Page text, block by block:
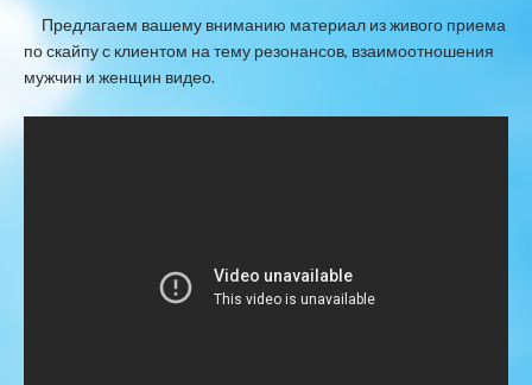
Предлагаем вашему вниманию материал из живого приема
по скайпу с клиентом на тему резонансов, взаимоотношения
мужчин и женщин видео.